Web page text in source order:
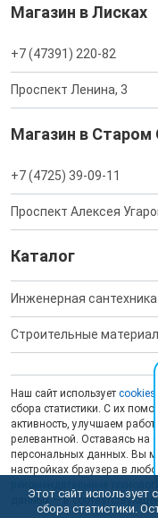
Магазин в Лисках
+7 (47391) 220-82
Проспект Ленина, 3
Магазин в Старом
+7 (4725) 39-09-11
Проспект Алексея
Каталог
Инженерная сантехника
Строительные
Наш сайт использует cookies
сбора статистики. С их
активность, улучшаем
релевантной. Оставаясь на
персональных данных. Вы
настройках браузера в
данных — в
Этот сайт
сбора статистики.